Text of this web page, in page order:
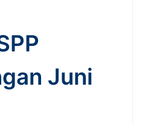
Juni